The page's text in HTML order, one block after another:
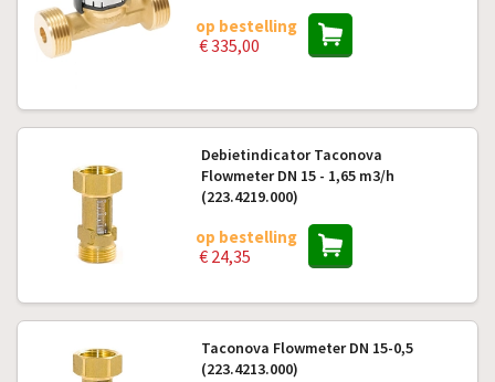
op bestelling
€ 335,00
Debietindicator Taconova
Flowmeter DN 15 - 1,65 m3/h
(223.4219.000)
op bestelling
€ 24,35
Taconova Flowmeter DN 15-0,5
(223.4213.000)